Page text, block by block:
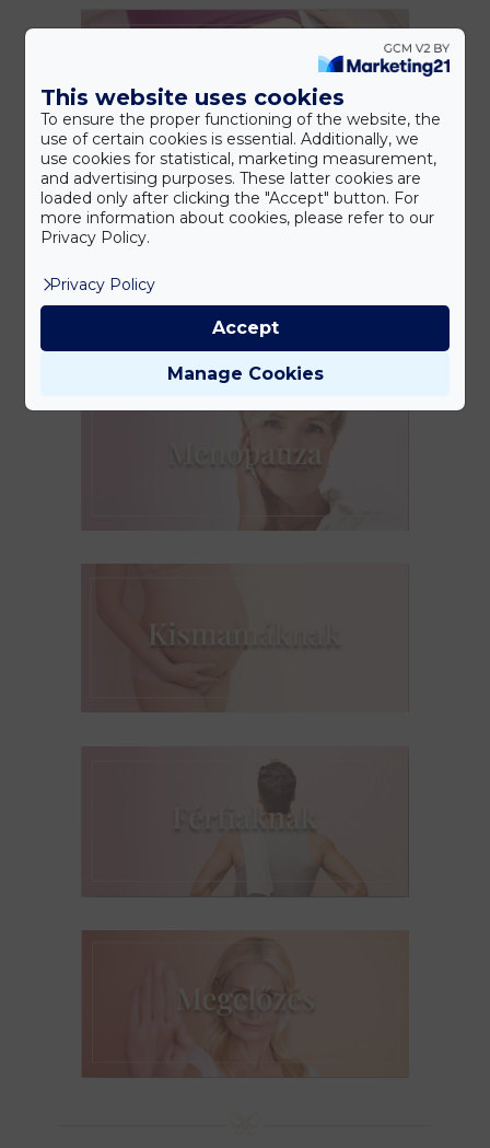
This website uses cookies
To ensure the proper functioning of the website, the
use of certain cookies is essential. Additionally, we
use cookies for statistical, marketing measurement,
and advertising purposes. These latter cookies are
loaded only after clicking the "Accept" button. For
more information about cookies, please refer to our
Privacy Policy.
Privacy Policy
Manage Cookies
Accept